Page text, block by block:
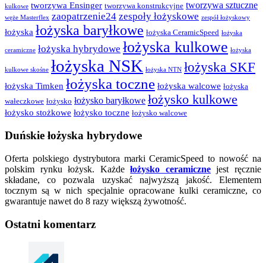
kulkowe tworzywa Ensinger tworzywa konstrukcyjne tworzywa sztuczne
węże Masterflex zaopatrzenie24 zespoły łożyskowe zespół łożyskowy
łożyska łożyska baryłkowe łożyska CeramicSpeed łożyska
ceramiczne łożyska hybrydowe łożyska kulkowe łożyska
kulkowe skośne łożyska NSK łożyska NTN łożyska SKF
łożyska Timken łożyska toczne łożyska walcowe łożyska
wałeczkowe łożysko łożysko baryłkowe łożysko kulkowe
łożysko stożkowe łożysko toczne łożysko walcowe
Duńskie łożyska hybrydowe
Oferta polskiego dystrybutora marki CeramicSpeed to nowość na
polskim rynku łożysk. Każdełożysko ceramicznejest ręcznie
składane, co pozwala uzyskać najwyższą jakość. Elementem
tocznym są w nich specjalnie opracowane kulki ceramiczne, co
gwarantuje nawet do 8 razy większą żywotność.
Ostatni komentarz